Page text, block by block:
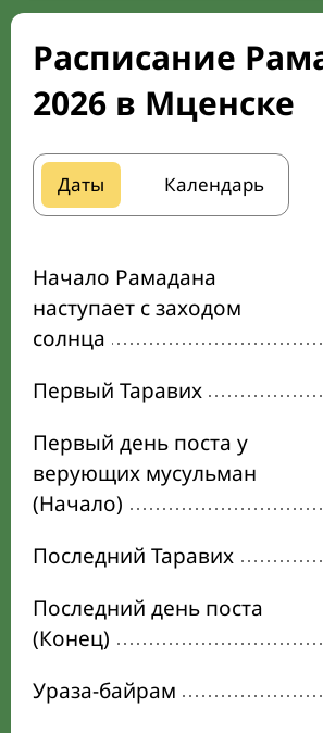
Расписание
2026 в Мценске
Даты Календарь
Начало Рамадана
наступает с заходом
солнца
Первый Таравих
Первый день поста у
верующих мусульман
(Начало)
Последний Таравих
Последний день поста
(Конец)
Ураза-байрам